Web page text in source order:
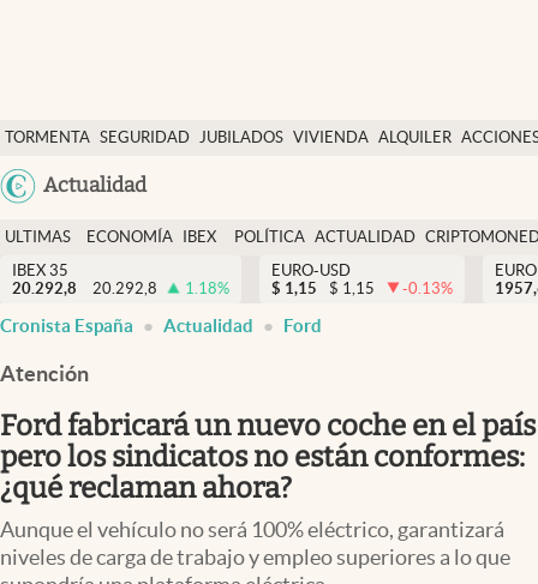
TORMENTA SEGURIDAD JUBILADOS VIVIENDA ALQUILER
Actualidad
Economía y finanzas
Política
Actualidad
Criptomonedas
España
ULTIMAS
NOTICIAS
ECONOMÍA
FINANZAS
IBEX
EURO
POLÍTICA ACTUALIDAD
IBEX 35
20.292,8
20.292,8 1.18%
EURO-USD
$ 1,15 $ 1,15 -0.13%
Cronista España Actualidad Ford
Atención
Ford fabricará un nuevo coche en el país
pero los sindicatos no están conformes:
¿qué reclaman ahora?
Aunque el vehículo no será 100% eléctrico, garantizará
niveles de carga de trabajo y empleo superiores a lo que